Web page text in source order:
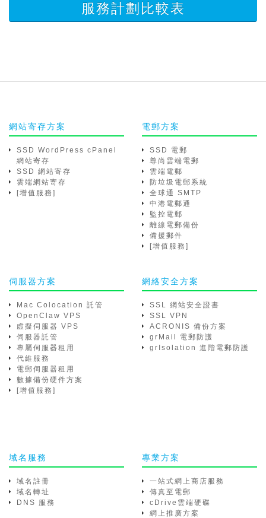
服務計劃比較表
網站寄存方案
SSD WordPress cPanel
網站寄存
SSD 網站寄存
雲端網站寄存
[增值服務]
電郵方案
SSD 電郵
尊尚雲端電郵
雲端電郵
防垃圾電郵系統
全球通 SMTP
中港電郵通
監控電郵
離線電郵備份
備援郵件
[增值服務]
伺服器方案
Mac Colocation 託管
OpenClaw VPS
虛擬伺服器 VPS
伺服器託管
專屬伺服器租用
代維服務
電郵伺服器租用
數據備份硬件方案
[增值服務]
網絡安全方案
SSL 網站安全證書
SSL VPN
ACRONIS 備份方案
grMail 電郵防護
grIsolation 進階電郵防護
域名服務
域名註冊
域名轉址
DNS 服務
專業方案
一站式網上商店服務
傳真至電郵
cDrive雲端硬碟
網上推廣方案